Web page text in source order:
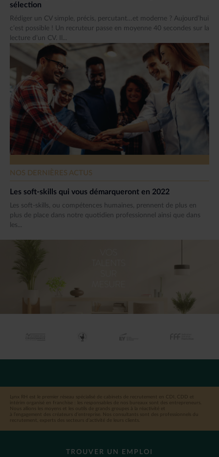
sélection
Rédiger un CV simple, précis, percutant…et moderne ? Aujourd’hui
c’est possible ! Un recruteur passe en moyenne 40 secondes sur la
lecture d’un CV. Il...
NOS DERNIÈRES ACTUS
Les soft-skills qui vous démarqueront en 2022
Les soft-skills, ou compétences humaines, prennent de plus en
plus de place dans notre quotidien professionnel ainsi que dans
les...
Lynx RH est le premier réseau spécialisé de cabinets de recrutement en CDI, CDD et
intérim organisé en franchise : les responsables de nos bureaux sont des entrepreneurs.
Nous allions les moyens et les outils de grands groupes à la réactivité et
à l’engagement des créateurs d’entreprise. Nos consultants sont des professionnels du
recrutement, experts des secteurs d’activité de leurs clients.
TROUVER UN EMPLOI